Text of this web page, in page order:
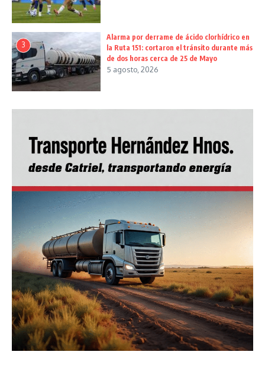
3
Alarma por derrame de ácido clorhídrico en
la Ruta 151: cortaron el tránsito durante más
de dos horas cerca de 25 de Mayo
5 agosto, 2026